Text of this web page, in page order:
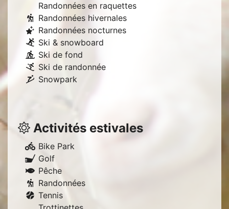
Randonnées en raquettes
Randonnées hivernales
Randonnées nocturnes
Ski & snowboard
Ski de fond
Ski de randonnée
Snowpark
Activités estivales
Bike Park
Golf
Pêche
Randonnées
Tennis